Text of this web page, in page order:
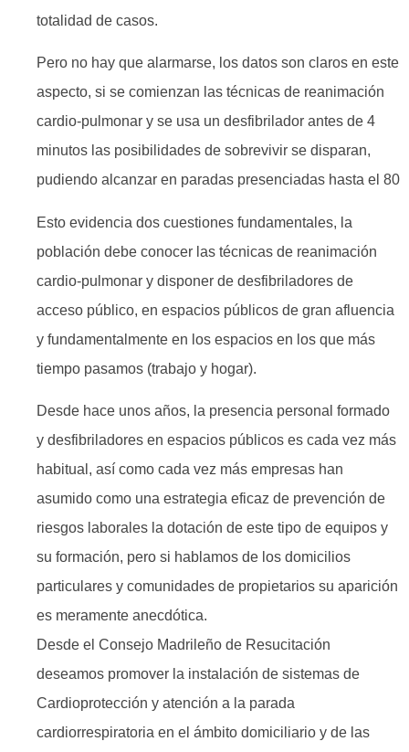
totalidad de casos.
Pero no hay que alarmarse, los datos son claros en este
aspecto, si se comienzan las técnicas de reanimación
cardio-pulmonar y se usa un desfibrilador antes de 4
minutos las posibilidades de sobrevivir se disparan,
pudiendo alcanzar en paradas presenciadas hasta el 80
Esto evidencia dos cuestiones fundamentales, la
población debe conocer las técnicas de reanimación
cardio-pulmonar y disponer de desfibriladores de
acceso público, en espacios públicos de gran afluencia
y fundamentalmente en los espacios en los que más
tiempo pasamos (trabajo y hogar).
Desde hace unos años, la presencia personal formado
y desfibriladores en espacios públicos es cada vez más
habitual, así como cada vez más empresas han
asumido como una estrategia eficaz de prevención de
riesgos laborales la dotación de este tipo de equipos y
su formación, pero si hablamos de los domicilios
particulares y comunidades de propietarios su aparición
es meramente anecdótica.
Desde el Consejo Madrileño de Resucitación
deseamos promover la instalación de sistemas de
Cardioprotección y atención a la parada
cardiorrespiratoria en el ámbito domiciliario y de las